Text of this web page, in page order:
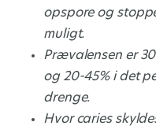
opspore og
muligt.
Prævalensen er
og 20-45% i det
drenge.
Hvor caries